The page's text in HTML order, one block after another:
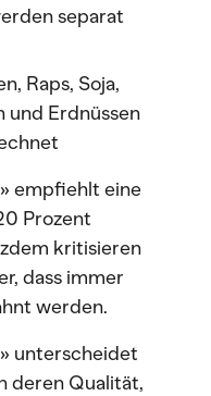
separat
Raps, Soja,
und Erdnüssen
empfiehlt eine
Prozent
kritisieren
dass immer
werden.
unterscheidet
deren Qualität,